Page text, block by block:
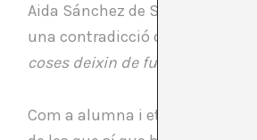
Aida Sánchez de Serdio
una contradicció constant, i
coses deixin de funcionar. De
Com a alumna i eterna